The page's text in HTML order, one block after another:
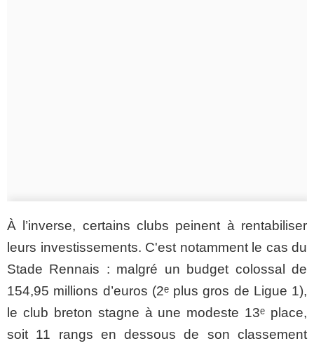
À l’inverse, certains clubs peinent à rentabiliser
leurs investissements. C'est notamment le cas du
Stade Rennais : malgré un budget colossal de
154,95 millions d’euros (2ᵉ plus gros de Ligue 1),
le club breton stagne à une modeste 13ᵉ place,
soit 11 rangs en dessous de son classement